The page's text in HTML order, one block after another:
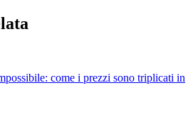
come i prezzi sono triplicati in